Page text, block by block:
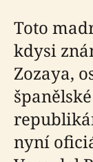
Toto
kdysi
Zozaya,
nyní